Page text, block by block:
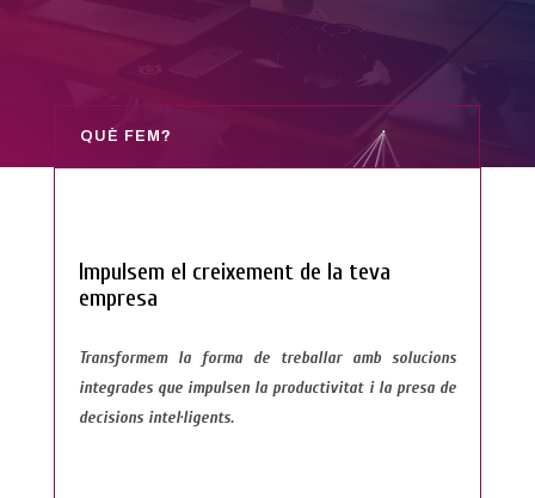
QUÈ FEM?
Impulsem el creixement de la teva
empresa
Transformem la forma de treballar amb solucions
integrades que impulsen la productivitat i la presa de
decisions intel·ligents.